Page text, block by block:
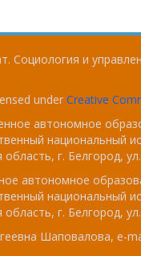
Социология и
under Creative
автономное
национальный
область, г. Белгород,
автономное
национальный
область, г. Белгород,
Шаповалова, e-